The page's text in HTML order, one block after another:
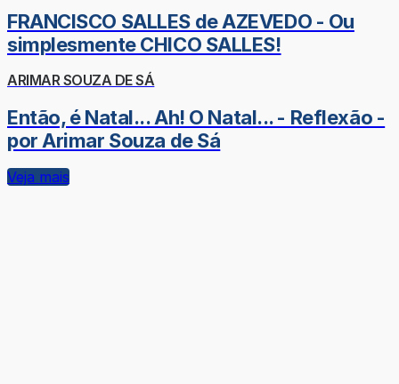
FRANCISCO SALLES de AZEVEDO - Ou
simplesmente CHICO SALLES!
ARIMAR SOUZA DE SÁ
Então, é Natal... Ah! O Natal... - Reflexão -
por Arimar Souza de Sá
Veja mais